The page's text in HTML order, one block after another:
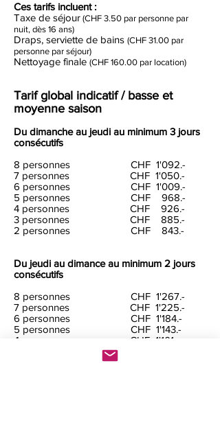
Ces tarifs incluent :
Taxe de séjour (CHF 3.50 par personne par
nuit, dès 16 ans)
Draps, serviette de bains (CHF 31.00 par
personne par séjour)
Nettoyage finale (CHF 160.00 par location)
Tarif global indicatif / basse et
moyenne saison
Du dimanche au jeudi au minimum 3 jours
consécutifs
8 personnes CHF 1'092.-
7 personnes CHF 1'050.-
6 personnes CHF 1'009.-
5 personnes CHF 968.-
4 personnes CHF 926.-
3 personnes CHF 885.-
2 personnes CHF 843.-
Du jeudi au dimance au minimum 2 jours
consécutifs
8 personnes CHF 1'267.-
7 personnes CHF 1'225.-
6 personnes CHF 1'184.-
5 personnes CHF 1'143.-
4 personnes CHF 1'101.-
3 personnes CHF 1'060.-
2 personnes CHF 1'018.-